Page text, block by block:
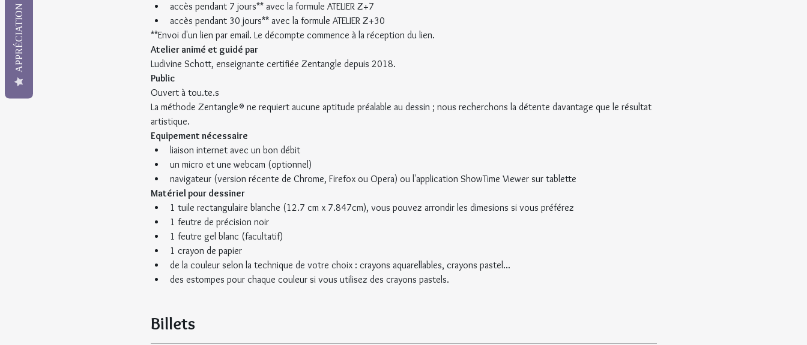
accès pendant 7 jours** avec la formule ATELIER Z+7
accès pendant 30 jours** avec la formule ATELIER Z+30
**Envoi d'un lien par email. Le décompte commence à la réception du lien.
Atelier animé et guidé par
Ludivine Schott, enseignante certifiée Zentangle depuis 2018.
Public
Ouvert à tou.te.s
La méthode Zentangle® ne requiert aucune aptitude préalable au dessin ; nous recherchons la détente davantage que le résultat
artistique.
Equipement nécessaire
liaison internet avec un bon débit
un micro et une webcam (optionnel)
navigateur (version récente de Chrome, Firefox ou Opera) ou l'application ShowTime Viewer sur tablette
Matériel pour dessiner
1 tuile rectangulaire blanche (12.7 cm x 7.847cm), vous pouvez arrondir les dimesions si vous préférez
1 feutre de précision noir
1 feutre gel blanc (facultatif)
1 crayon de papier
de la couleur selon la technique de votre choix : crayons aquarellables, crayons pastel...
des estompes pour chaque couleur si vous utilisez des crayons pastels.
Billets
APPRÉCIATION